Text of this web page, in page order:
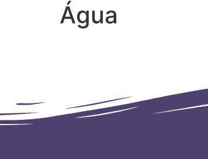
Água